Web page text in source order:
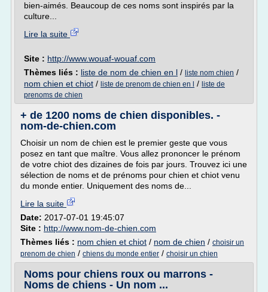
bien-aimés. Beaucoup de ces noms sont inspirés par la
culture...
Lire la suite
Site : http://www.wouaf-wouaf.com
Thèmes liés : liste de nom de chien en l / liste nom chien /
nom chien et chiot / liste de prenom de chien en l / liste de
prenoms de chien
+ de 1200 noms de chien disponibles. -
nom-de-chien.com
Choisir un nom de chien est le premier geste que vous
posez en tant que maître. Vous allez prononcer le prénom
de votre chiot des dizaines de fois par jours. Trouvez ici une
sélection de noms et de prénoms pour chien et chiot venu
du monde entier. Uniquement des noms de...
Lire la suite
Date: 2017-07-01 19:45:07
Site : http://www.nom-de-chien.com
Thèmes liés : nom chien et chiot / nom de chien / choisir un
prenom de chien / chiens du monde entier / choisir un chien
Noms pour chiens roux ou marrons -
Noms de chiens - Un nom ...